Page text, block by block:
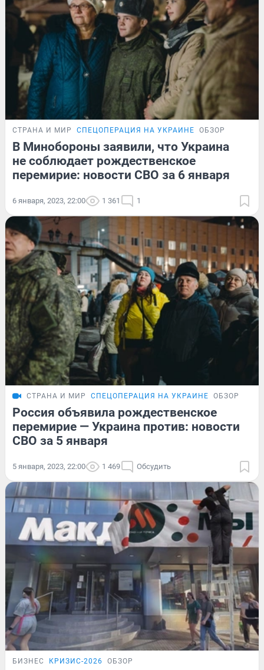
СТРАНА И МИР СПЕЦОПЕРАЦИЯ НА УКРАИНЕ ОБЗОР
В Минобороны заявили, что Украина
не соблюдает рождественское
перемирие: новости СВО за 6 января
6 января, 2023, 22:00 1 361 1
СТРАНА И МИР СПЕЦОПЕРАЦИЯ НА УКРАИНЕ ОБЗОР
Россия объявила рождественское
перемирие — Украина против: новости
СВО за 5 января
5 января, 2023, 22:00 1 469 Обсудить
БИЗНЕС КРИЗИС-2026 ОБЗОР